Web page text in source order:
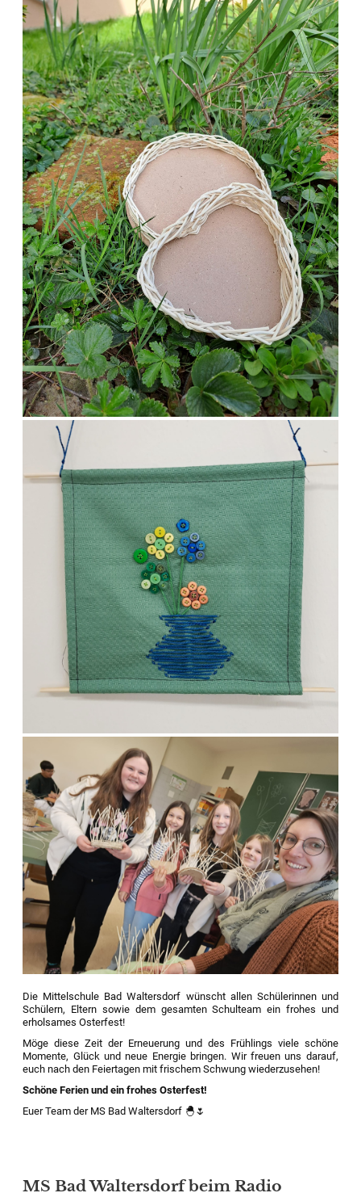
Die Mittelschule Bad Waltersdorf wünscht allen Schülerinnen und
Schülern, Eltern sowie dem gesamten Schulteam ein frohes und
erholsames Osterfest!
Möge diese Zeit der Erneuerung und des Frühlings viele schöne
Momente, Glück und neue Energie bringen. Wir freuen uns darauf,
euch nach den Feiertagen mit frischem Schwung wiederzusehen!
Schöne Ferien und ein frohes Osterfest!
Euer Team der MS Bad Waltersdorf 🐣🌷
MS Bad Waltersdorf beim Radio